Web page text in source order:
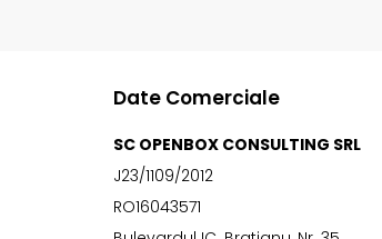
Date Comerciale
SC OPENBOX CONSULTING SRL
J23/1109/2012
RO16043571